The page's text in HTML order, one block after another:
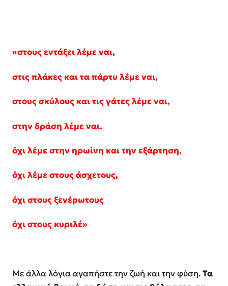
«στους εντάξει λέμε ναι,
στις πλάκες και ταπάρτυλέμε ναι,
στους σκύλους και τις γάτες λέμε ναι,
στην δράση λέμε ναι.
όχι λέμε στην ηρωίνη και την εξάρτηση,
όχι λέμε στους άσχετους,
όχι στους ξενέρωτους
όχι στους κυριλέ»
Με άλλα λόγια αγαπήστε την ζωή και την φύση.Τα